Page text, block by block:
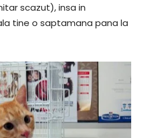
scazut), insa in
tine o saptamana pana la